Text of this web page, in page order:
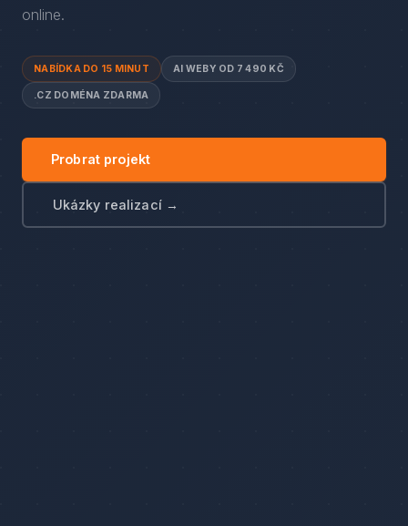
online.
NABÍDKA DO 15 MINUT AI WEBY OD 7 490 KČ
.CZ DOMÉNA ZDARMA
Probrat projekt
Ukázky realizací →